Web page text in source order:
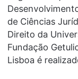
de Ciências
Direito da
Fundação
Lisboa é